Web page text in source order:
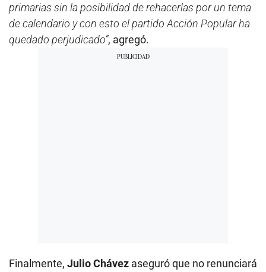
primarias sin la posibilidad de rehacerlas por un tema
de calendario y con esto el partido Acción Popular ha
quedado perjudicado”, agregó.
Finalmente, Julio Chávez aseguró que no renunciará